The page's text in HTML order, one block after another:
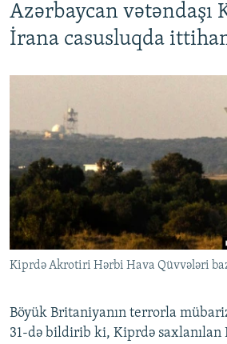
Azərbaycan vətəndaşı
İrana casusluqda
Kiprdə Akrotiri Hərbi Hava Qüvvələri
Böyük Britaniyanın terrorla
31-də bildirib ki, Kiprdə saxlanılan